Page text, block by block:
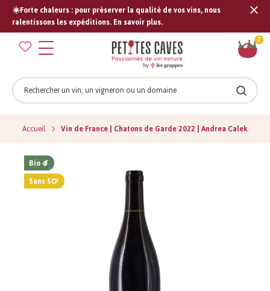
☀️Forte chaleurs : pour préserver la qualité de vos vins, nous
ralentissons les expéditions. En savoir plus.
0
Rechercher
Accueil Vin de France | Chatons de Garde 2022 | Andrea Calek
Bio
Sans SO²